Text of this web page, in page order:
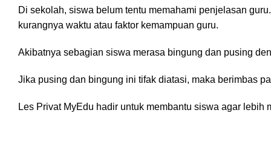
Di sekolah, siswa belum tentu memahami penjelasan
kurangnya waktu atau faktor kemampuan guru.
Akibatnya sebagian siswa merasa bingung dan pusing
Jika pusing dan bingung ini tifak diatasi, maka berimbas
Les Privat MyEdu hadir untuk membantu siswa agar lebih